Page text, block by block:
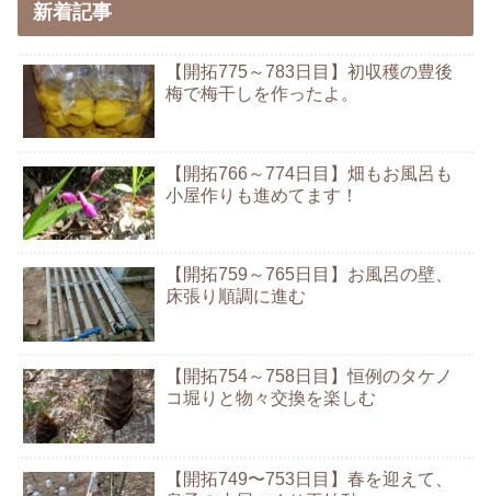
新着記事
【開拓775～783日目】初収穫の豊後
梅で梅干しを作ったよ。
【開拓766～774日目】畑もお風呂も
小屋作りも進めてます！
【開拓759～765日目】お風呂の壁、
床張り順調に進む
【開拓754～758日目】恒例のタケノ
コ堀りと物々交換を楽しむ
【開拓749〜753日目】春を迎えて、